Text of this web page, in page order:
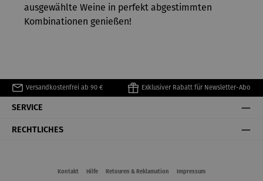
ausgewählte Weine in perfekt abgestimmten
Kombinationen genießen!
Versandkostenfrei ab 90 € Exklusiver Rabatt für Newsletter-Abo
SERVICE
RECHTLICHES
Kontakt Hilfe Retouren & Reklamation Impressum